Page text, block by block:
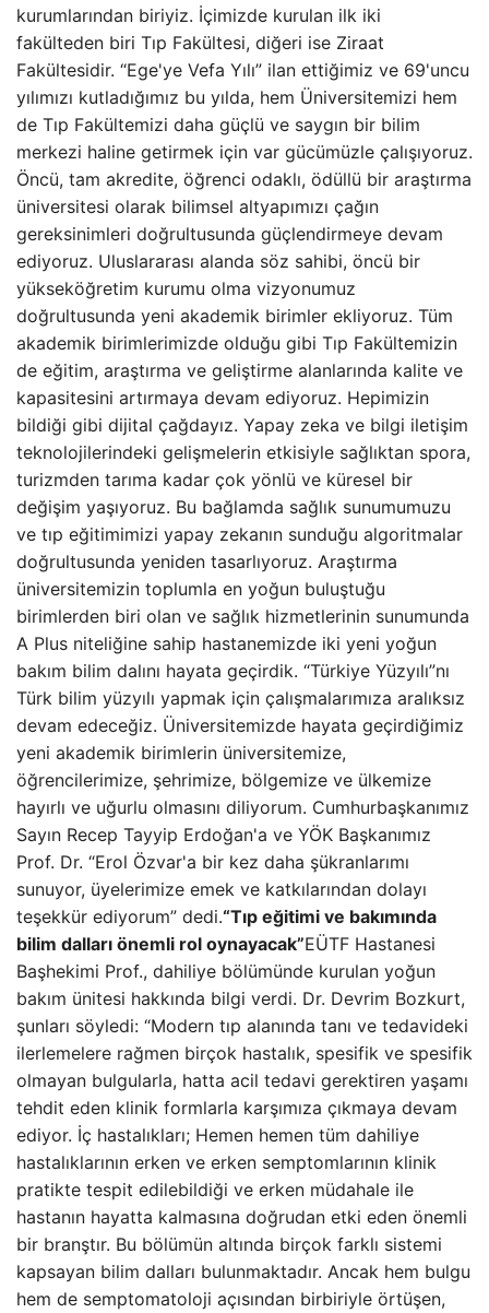
kurumlarından biriyiz. İçimizde kurulan ilk iki
fakülteden biri Tıp Fakültesi, diğeri ise Ziraat
Fakültesidir. “Ege'ye Vefa Yılı” ilan ettiğimiz ve 69'uncu
yılımızı kutladığımız bu yılda, hem Üniversitemizi hem
de Tıp Fakültemizi daha güçlü ve saygın bir bilim
merkezi haline getirmek için var gücümüzle çalışıyoruz.
Öncü, tam akredite, öğrenci odaklı, ödüllü bir araştırma
üniversitesi olarak bilimsel altyapımızı çağın
gereksinimleri doğrultusunda güçlendirmeye devam
ediyoruz. Uluslararası alanda söz sahibi, öncü bir
yükseköğretim kurumu olma vizyonumuz
doğrultusunda yeni akademik birimler ekliyoruz. Tüm
akademik birimlerimizde olduğu gibi Tıp Fakültemizin
de eğitim, araştırma ve geliştirme alanlarında kalite ve
kapasitesini artırmaya devam ediyoruz. Hepimizin
bildiği gibi dijital çağdayız. Yapay zeka ve bilgi iletişim
teknolojilerindeki gelişmelerin etkisiyle sağlıktan spora,
turizmden tarıma kadar çok yönlü ve küresel bir
değişim yaşıyoruz. Bu bağlamda sağlık sunumumuzu
ve tıp eğitimimizi yapay zekanın sunduğu algoritmalar
doğrultusunda yeniden tasarlıyoruz. Araştırma
üniversitemizin toplumla en yoğun buluştuğu
birimlerden biri olan ve sağlık hizmetlerinin sunumunda
A Plus niteliğine sahip hastanemizde iki yeni yoğun
bakım bilim dalını hayata geçirdik. “Türkiye Yüzyılı”nı
Türk bilim yüzyılı yapmak için çalışmalarımıza aralıksız
devam edeceğiz. Üniversitemizde hayata geçirdiğimiz
yeni akademik birimlerin üniversitemize,
öğrencilerimize, şehrimize, bölgemize ve ülkemize
hayırlı ve uğurlu olmasını diliyorum. Cumhurbaşkanımız
Sayın Recep Tayyip Erdoğan'a ve YÖK Başkanımız
Prof. Dr. “Erol Özvar'a bir kez daha şükranlarımı
sunuyor, üyelerimize emek ve katkılarından dolayı
teşekkür ediyorum” dedi.“Tıp eğitimi ve bakımında
bilim dalları önemli rol oynayacak”EÜTF Hastanesi
Başhekimi Prof., dahiliye bölümünde kurulan yoğun
bakım ünitesi hakkında bilgi verdi. Dr. Devrim Bozkurt,
şunları söyledi: “Modern tıp alanında tanı ve tedavideki
ilerlemelere rağmen birçok hastalık, spesifik ve spesifik
olmayan bulgularla, hatta acil tedavi gerektiren yaşamı
tehdit eden klinik formlarla karşımıza çıkmaya devam
ediyor. İç hastalıkları; Hemen hemen tüm dahiliye
hastalıklarının erken ve erken semptomlarının klinik
pratikte tespit edilebildiği ve erken müdahale ile
hastanın hayatta kalmasına doğrudan etki eden önemli
bir branştır. Bu bölümün altında birçok farklı sistemi
kapsayan bilim dalları bulunmaktadır. Ancak hem bulgu
hem de semptomatoloji açısından birbiriyle örtüşen,